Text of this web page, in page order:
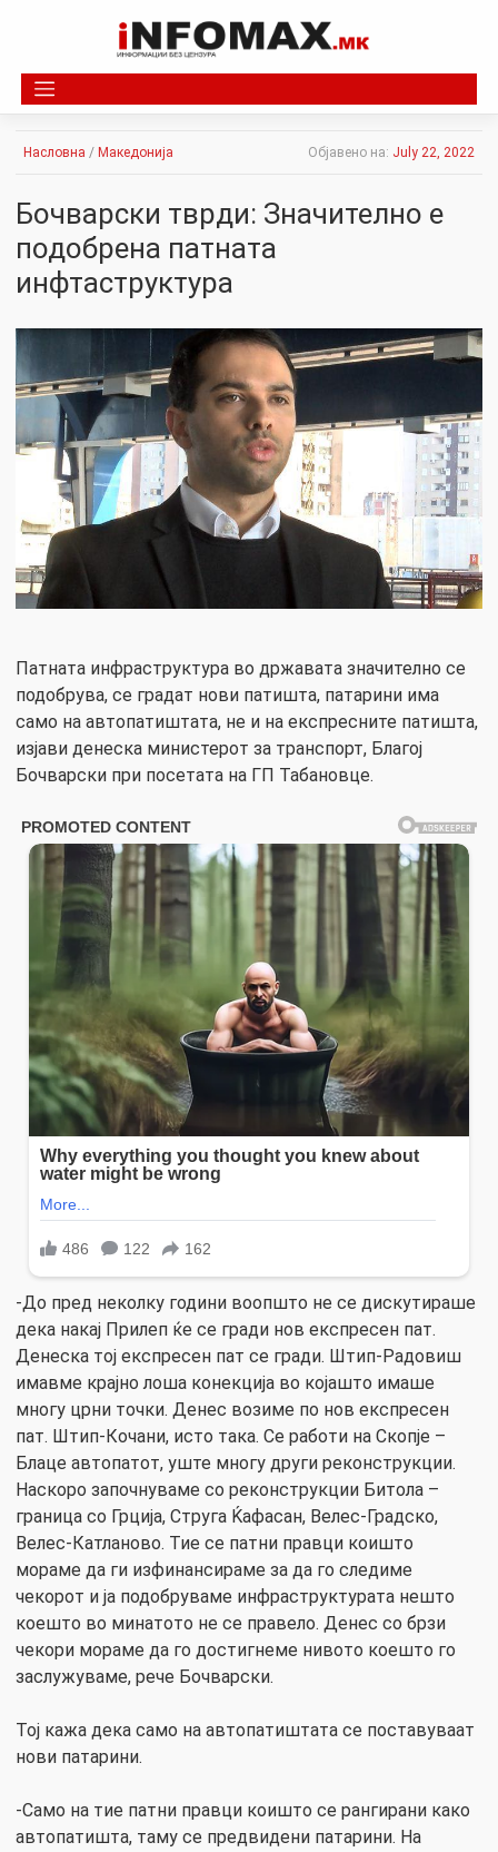
Насловна / Македонија Објавено на: July 22, 2022
Бочварски тврди: Значително е
подобрена патната
инфтаструктура
Патната инфраструктура во државата значително се
подобрува, се градат нови патишта, патарини има
само на автопатиштата, не и на експресните патишта,
изјави денеска министерот за транспорт, Благој
Бочварски при посетата на ГП Табановце.
-До пред неколку години воопшто не се дискутираше
дека накај Прилеп ќе се гради нов експресен пат.
Денеска тој експресен пат се гради. Штип-Радовиш
имавме крајно лоша конекција во којашто имаше
многу црни точки. Денес возиме по нов експресен
пат. Штип-Кочани, исто така. Се работи на Скопје –
Блаце автопатот, уште многу други реконструкции.
Наскоро започнуваме со реконструкции Битола –
граница со Грција, Струга Ќафасан, Велес-Градско,
Велес-Катланово. Тие се патни правци коишто
мораме да ги изфинансираме за да го следиме
чекорот и ја подобруваме инфраструктурата нешто
коешто во минатото не се правело. Денес со брзи
чекори мораме да го достигнеме нивото коешто го
заслужуваме, рече Бочварски.
Тој кажа дека само на автопатиштата се поставуваат
нови патарини.
-Само на тие патни правци коишто се рангирани како
автопатишта, таму се предвидени патарини. На